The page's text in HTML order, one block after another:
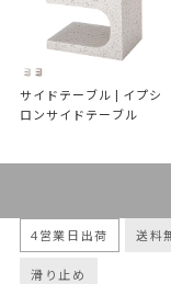
サイドテーブル | イプシ
ロンサイドテーブル
4営業日出荷 送料
滑り止め